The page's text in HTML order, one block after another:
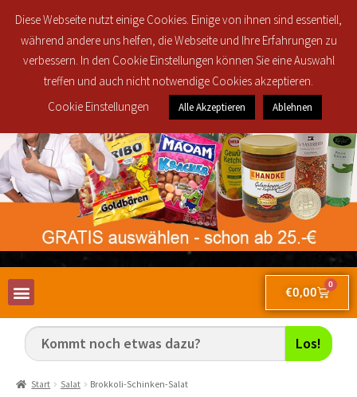
und 30916 ab 25€ brutto Bestellwert für nur 2,50€!
€0,00
0
Los!
Start Salat Brokkoli-Schinken-Salat
Diese Webseite nutzt einige Cookies. Einige von ihnen sind essentiell,
während andere uns helfen, die Webseite und Ihre Erfahrungen zu
verbessern. In den Cookie Einstellungen können Sie eine Auswahl
treffen und auch nicht notwendige Cookies akzeptieren.
Cookie Einstellungen
Alle Akzeptieren Ablehnen